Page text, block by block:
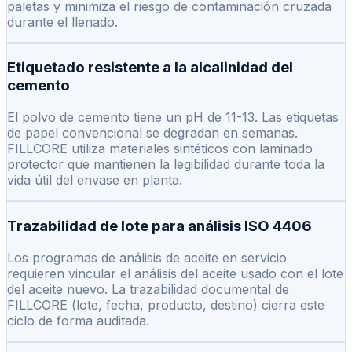
paletas y minimiza el riesgo de contaminación cruzada
durante el llenado.
Etiquetado resistente a la alcalinidad del
cemento
El polvo de cemento tiene un pH de 11-13. Las etiquetas
de papel convencional se degradan en semanas.
FILLCORE utiliza materiales sintéticos con laminado
protector que mantienen la legibilidad durante toda la
vida útil del envase en planta.
Trazabilidad de lote para análisis ISO 4406
Los programas de análisis de aceite en servicio
requieren vincular el análisis del aceite usado con el lote
del aceite nuevo. La trazabilidad documental de
FILLCORE (lote, fecha, producto, destino) cierra este
ciclo de forma auditada.